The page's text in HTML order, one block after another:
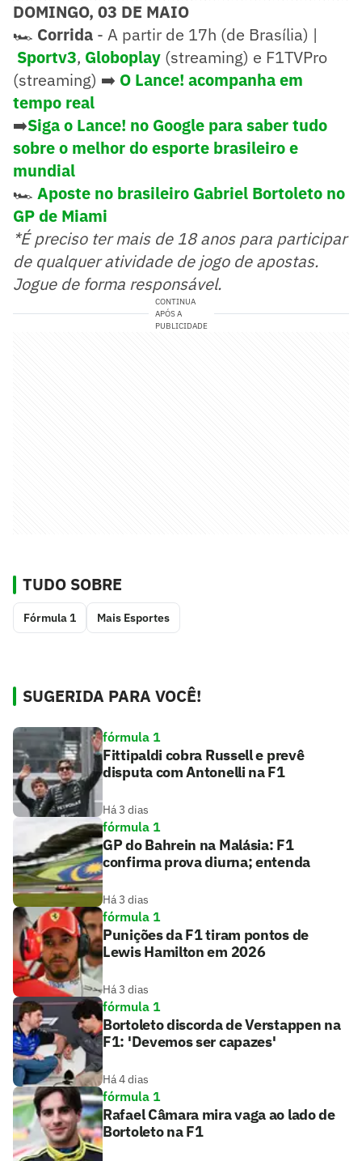
DOMINGO, 03 DE MAIO
🏎️ Corrida - A partir de 17h (de Brasília) |
Sportv3, Globoplay (streaming) e F1TVPro
(streaming) ➡️ O Lance! acompanha em
tempo real
➡️Siga o Lance! no Google para saber tudo
sobre o melhor do esporte brasileiro e
mundial
🏎️ Aposte no brasileiro Gabriel Bortoleto no
GP de Miami
*É preciso ter mais de 18 anos para participar
de qualquer atividade de jogo de apostas.
Jogue de forma responsável.
CONTINUA
APÓS A
PUBLICIDADE
TUDO SOBRE
Fórmula 1 Mais Esportes
SUGERIDA PARA VOCÊ!
fórmula 1
Fittipaldi cobra Russell e prevê
disputa com Antonelli na F1
Há 3 dias
fórmula 1
GP do Bahrein na Malásia: F1
confirma prova diurna; entenda
Há 3 dias
fórmula 1
Punições da F1 tiram pontos de
Lewis Hamilton em 2026
Há 3 dias
fórmula 1
Bortoleto discorda de Verstappen na
F1: 'Devemos ser capazes'
Há 4 dias
fórmula 1
Rafael Câmara mira vaga ao lado de
Bortoleto na F1